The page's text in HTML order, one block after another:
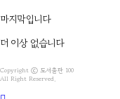
마지막입니다
더 이상 없습니다
Copyright ⓒ 도서출판 100
All Right Reserved.